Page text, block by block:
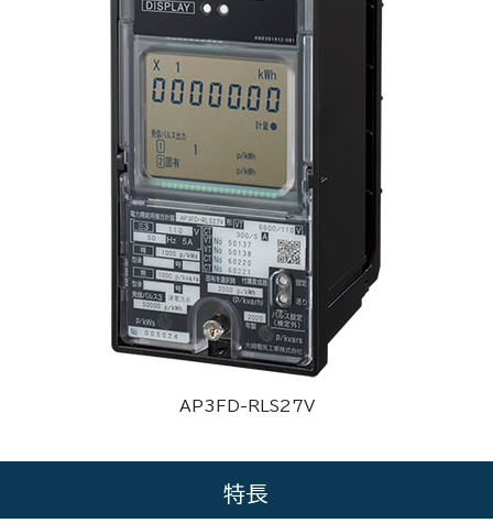
AP3FD-RLS27V
特長